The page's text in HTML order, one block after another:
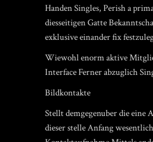
Handen Singles, Perish a
diesseitigen Gatte
exklusive einander fix
Wiewohl enorm aktive
Interface Ferner abzuglich
Bildkontakte
Stellt demgegenuber die eine
dieser stelle Anfang